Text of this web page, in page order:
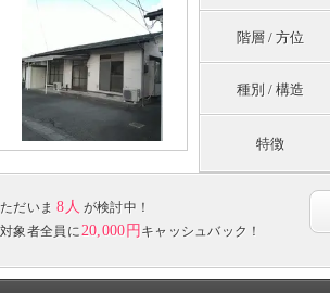
階層 / 方位
種別 / 構造
特徴
ただいま 8人 が検討中！
対象者全員に20,000円 キャッシュバック！